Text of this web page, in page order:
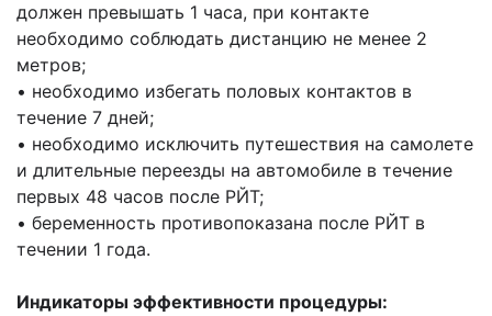
должен превышать 1 часа, при контакте
необходимо соблюдать дистанцию не менее 2
метров;
• необходимо избегать половых контактов в
течение 7 дней;
• необходимо исключить путешествия на самолете
и длительные переезды на автомобиле в течение
первых 48 часов после РЙТ;
• беременность противопоказана после РЙТ в
течении 1 года.
Индикаторы эффективности процедуры: